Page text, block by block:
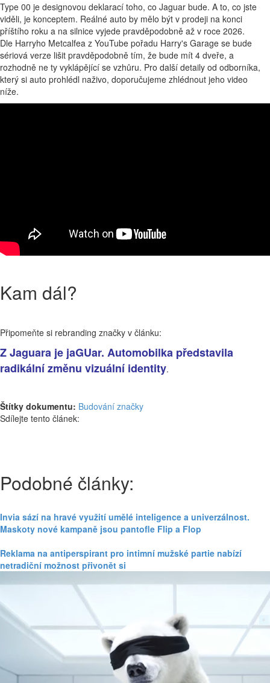
Type 00 je designovou deklarací toho, co Jaguar bude. A to, co jste
viděli, je konceptem. Reálné auto by mělo být v prodeji na konci
příštího roku a na silnice vyjede pravděpodobně až v roce 2026.
Dle Harryho Metcalfea z YouTube pořadu Harry's Garage se bude
sériová verze lišit pravděpodobně tím, že bude mít 4 dveře, a
rozhodně ne ty vyklápějící se vzhůru. Pro další detaily od odborníka,
který si auto prohlédl naživo, doporučujeme zhlédnout jeho video
níže.
Kam dál?
Připomeňte si rebranding značky v článku:
Z Jaguara je jaGUar. Automobilka představila
radikální změnu vizuální identity.
Štítky dokumentu: Budování značky
Sdílejte tento článek:
Podobné články:
Invia sází na hravé využití umělé inteligence a univerzálnost.
Maskoty nové kampaně jsou pantofle Flip a Flop
Reklama na antiperspirant pro intimní mužské partie nabízí
netradiční možnost přivonět si